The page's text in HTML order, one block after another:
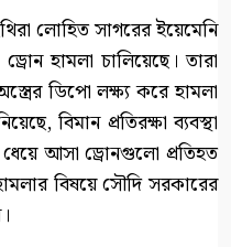
লোহিত সাগরের ইয়েমেনি
হামলা চালিয়েছে। তারা
ডিপো লক্ষ্য করে হামলা
বিমান প্রতিরক্ষা ব্যবস্থা
আসা ড্রোনগুলো প্রতিহত
বিষয়ে সৌদি সরকারের